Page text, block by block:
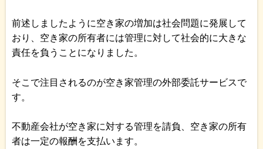
前述しましたように空き家の増加は社会問題に発展して
おり、空き家の所有者には管理に対して社会的に大きな
責任を負うことになりました。
そこで注目されるのが空き家管理の外部委託サービスで
す。
不動産会社が空き家に対する管理を請負、空き家の所有
者は一定の報酬を支払います。